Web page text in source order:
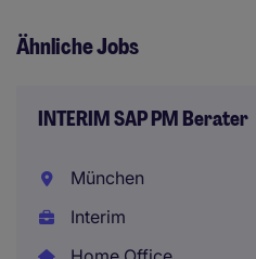
Ähnliche Jobs
INTERIM SAP PM Berater
München
Interim